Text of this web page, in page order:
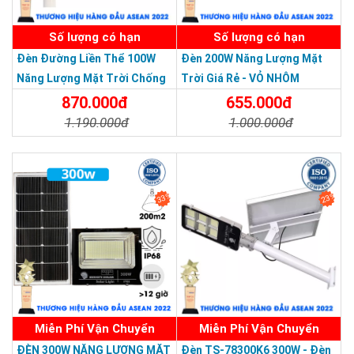
Thương hiệu dẫn đầu Việt Nam 2023
Số lượng có hạn
Đèn Đường Liền Thể 100W
Năng Lượng Mặt Trời Chống
Nước Giá Rẻ870.000đ
1.190.000đ
Số lượng có hạn
Đèn 200W Năng Lượng Mặt
Trời Giá Rẻ - VỎ NHÔM
655.000đ
1.000.000đ
33%
Miễn Phí Vận Chuyển
ĐÈN 300W NĂNG LƯỢNG MẶT
23%
Miễn Phí Vận Chuyển
Đèn TS-78300K6 300W - Đèn